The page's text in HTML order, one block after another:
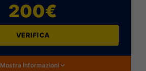
200€
VERIFICA
Mostra Informazioni